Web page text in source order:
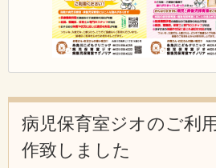
病児保育室ジオのご利
作致しました